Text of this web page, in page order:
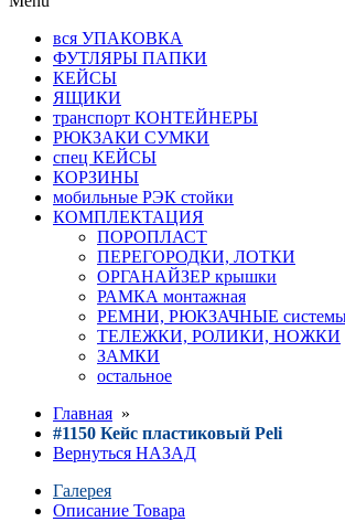
вся УПАКОВКА
ФУТЛЯРЫ ПАПКИ
КЕЙСЫ
ЯЩИКИ
транспорт КОНТЕЙНЕРЫ
РЮКЗАКИ СУМКИ
спец КЕЙСЫ
КОРЗИНЫ
мобильные РЭК стойки
КОМПЛЕКТАЦИЯ
ПОРОПЛАСТ
ПЕРЕГОРОДКИ, ЛОТКИ
ОРГАНАЙЗЕР крышки
РАМКА монтажная
РЕМНИ, РЮКЗАЧНЫЕ
ТЕЛЕЖКИ, РОЛИКИ, НОЖКИ
ЗАМКИ
остальное
Главная »
#1150 Кейс пластиковый Peli
Вернуться НАЗАД
Галерея
Описание Товара